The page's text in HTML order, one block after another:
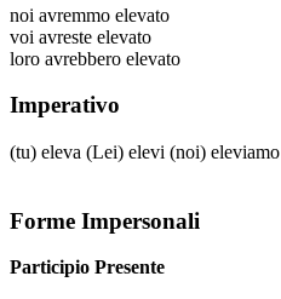
noi avremmo elevato
voi avreste elevato
loro avrebbero elevato
Imperativo
(tu) eleva (Lei) elevi (noi) eleviamo
Forme Impersonali
Participio Presente